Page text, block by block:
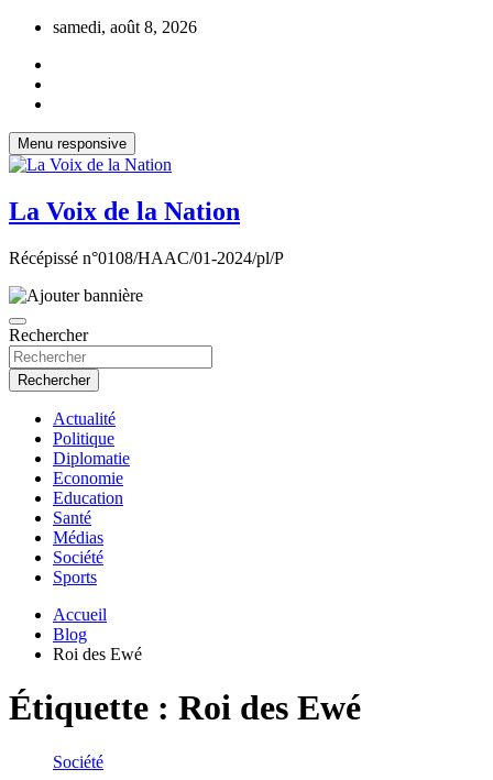
Aller
contenu
samedi, août 8, 2026
Menu responsive
La Voix de la Nation
Récépissé n°0108/HAAC/01-2024/pl/P
Rechercher
Rechercher
Actualité
Politique
Diplomatie
Economie
Education
Santé
Médias
Société
Sports
Accueil
Blog
Roi des Ewé
Étiquette : Roi des Ewé
Société